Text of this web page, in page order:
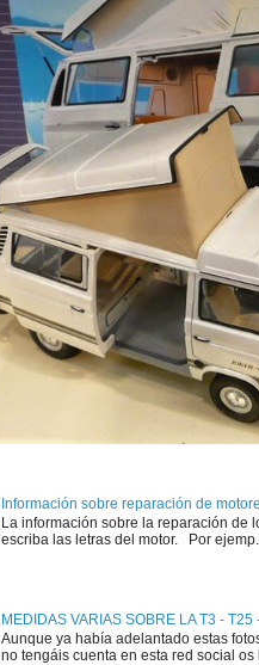
Información sobre reparación de
La información sobre la reparación de
escriba las letras del motor. Por
MEDIDAS VARIAS SOBRE LA T3 - T25
Aunque ya había adelantado estas
no tengáis cuenta en esta red social os